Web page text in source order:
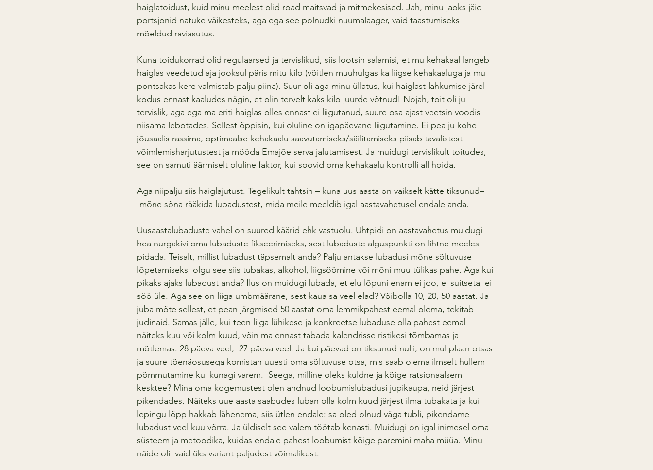
haiglatoidust, kuid minu meelest olid road maitsvad ja mitmekesised. Jah, minu jaoks jäid
portsjonid natuke väikesteks, aga ega see polnudki nuumalaager, vaid taastumiseks
mõeldud raviasutus.
Kuna toidukorrad olid regulaarsed ja tervislikud, siis lootsin salamisi, et mu kehakaal langeb
haiglas veedetud aja jooksul päris mitu kilo (võitlen muuhulgas ka liigse kehakaaluga ja mu
pontsakas kere valmistab palju piina). Suur oli aga minu üllatus, kui haiglast lahkumise järel
kodus ennast kaaludes nägin, et olin tervelt kaks kilo juurde võtnud! Nojah, toit oli ju
tervislik, aga ega ma eriti haiglas olles ennast ei liigutanud, suure osa ajast veetsin voodis
niisama lebotades. Sellest õppisin, kui oluline on igapäevane liigutamine. Ei pea ju kohe
jõusaalis rassima, optimaalse kehakaalu saavutamiseks/säilitamiseks piisab tavalistest
võimlemisharjutustest ja mööda Emajõe serva jalutamisest. Ja muidugi tervislikult toitudes,
see on samuti äärmiselt oluline faktor, kui soovid oma kehakaalu kontrolli all hoida.
Aga niipalju siis haiglajutust. Tegelikult tahtsin – kuna uus aasta on vaikselt kätte tiksunud–
mõne sõna rääkida lubadustest, mida meile meeldib igal aastavahetusel endale anda.
Uusaastalubaduste vahel on suured käärid ehk vastuolu. Ühtpidi on aastavahetus muidugi
hea nurgakivi oma lubaduste fikseerimiseks, sest lubaduste alguspunkti on lihtne meeles
pidada. Teisalt, millist lubadust täpsemalt anda? Palju antakse lubadusi mõne sõltuvuse
lõpetamiseks, olgu see siis tubakas, alkohol, liigsöömine või mõni muu tülikas pahe. Aga kui
pikaks ajaks lubadust anda? Ilus on muidugi lubada, et elu lõpuni enam ei joo, ei suitseta, ei
söö üle. Aga see on liiga umbmäärane, sest kaua sa veel elad? Võibolla 10, 20, 50 aastat. Ja
juba mõte sellest, et pean järgmised 50 aastat oma lemmikpahest eemal olema, tekitab
judinaid. Samas jälle, kui teen liiga lühikese ja konkreetse lubaduse olla pahest eemal
näiteks kuu või kolm kuud, võin ma ennast tabada kalendrisse ristikesi tõmbamas ja
mõtlemas: 28 päeva veel,  27 päeva veel. Ja kui päevad on tiksunud nulli, on mul plaan otsas
ja suure tõenäosusega komistan uuesti oma sõltuvuse otsa, mis saab olema ilmselt hullem
põmmutamine kui kunagi varem.  Seega, milline oleks kuldne ja kõige ratsionaalsem
kesktee? Mina oma kogemustest olen andnud loobumislubadusi jupikaupa, neid järjest
pikendades. Näiteks uue aasta saabudes luban olla kolm kuud järjest ilma tubakata ja kui
lepingu lõpp hakkab lähenema, siis ütlen endale: sa oled olnud väga tubli, pikendame
lubadust veel kuu võrra. Ja üldiselt see valem töötab kenasti. Muidugi on igal inimesel oma
süsteem ja metoodika, kuidas endale pahest loobumist kõige paremini maha müüa. Minu
näide oli  vaid üks variant paljudest võimalikest.